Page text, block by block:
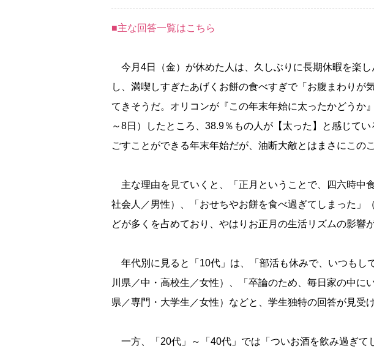
■主な回答一覧はこちら
今月4日（金）が休めた人は、久しぶりに長期休暇を楽
し、満喫しすぎたあげくお餅の食べすぎで「お腹まわりが
てきそうだ。オリコンが『この年末年始に太ったかどうか
～8日）したところ、38.9％もの人が【太った】と感じて
ごすことができる年末年始だが、油断大敵とはまさにこの
主な理由を見ていくと、「正月ということで、四六時中
社会人／男性）、「おせちやお餅を食べ過ぎてしまった」
どが多くを占めており、やはりお正月の生活リズムの影響
年代別に見ると「10代」は、「部活も休みで、いつもし
川県／中・高校生／女性）、「卒論のため、毎日家の中に
県／専門・大学生／女性）などと、学生独特の回答が見受け
一方、「20代」～「40代」では「ついお酒を飲み過ぎて